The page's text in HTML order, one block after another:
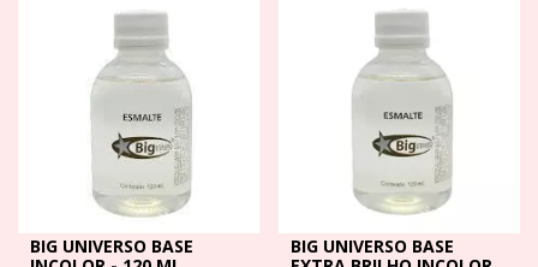
BIG UNIVERSO BASE
BIG UNIVERSO BASE